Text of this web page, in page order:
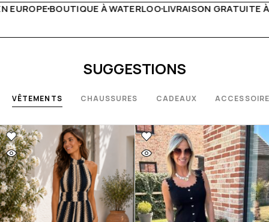
LIVRAISON GRATUITE À PARTIR DE 150€LIVE
SUGGESTIONS
VÊTEMENTS CHAUSSURES CADEAUX